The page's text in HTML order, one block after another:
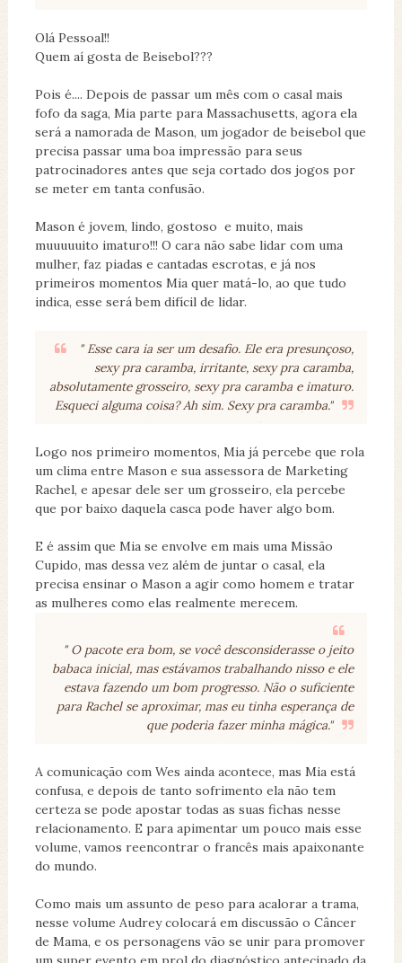
Olá Pessoal!!
Quem aí gosta de Beisebol???
Pois é.... Depois de passar um mês com o casal mais
fofo da saga, Mia parte para Massachusetts, agora ela
será a namorada de Mason, um jogador de beisebol que
precisa passar uma boa impressão para seus
patrocinadores antes que seja cortado dos jogos por
se meter em tanta confusão.
Mason é jovem, lindo, gostoso e muito, mais
muuuuuito imaturo!!! O cara não sabe lidar com uma
mulher, faz piadas e cantadas escrotas, e já nos
primeiros momentos Mia quer matá-lo, ao que tudo
indica, esse será bem difícil de lidar.
" Esse cara ia ser um desafio. Ele era presunçoso,
sexy pra caramba, irritante, sexy pra caramba,
absolutamente grosseiro, sexy pra caramba e imaturo.
Esqueci alguma coisa? Ah sim. Sexy pra caramba."
Logo nos primeiro momentos, Mia já percebe que rola
um clima entre Mason e sua assessora de Marketing
Rachel, e apesar dele ser um grosseiro, ela percebe
que por baixo daquela casca pode haver algo bom.
E é assim que Mia se envolve em mais uma Missão
Cupido, mas dessa vez além de juntar o casal, ela
precisa ensinar o Mason a agir como homem e tratar
as mulheres como elas realmente merecem.
" O pacote era bom, se você desconsiderasse o jeito
babaca inicial, mas estávamos trabalhando nisso e ele
estava fazendo um bom progresso. Não o suficiente
para Rachel se aproximar, mas eu tinha esperança de
que poderia fazer minha mágica."
A comunicação com Wes ainda acontece, mas Mia está
confusa, e depois de tanto sofrimento ela não tem
certeza se pode apostar todas as suas fichas nesse
relacionamento. E para apimentar um pouco mais esse
volume, vamos reencontrar o francês mais apaixonante
do mundo.
Como mais um assunto de peso para acalorar a trama,
nesse volume Audrey colocará em discussão o Câncer
de Mama, e os personagens vão se unir para promover